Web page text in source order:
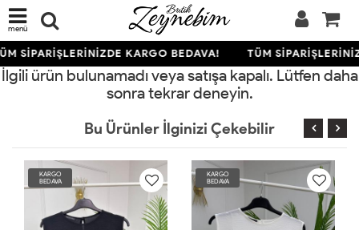
menü
SİPARİŞLERİNİZDE KARGO BEDAVA! TÜM
İlgili ürün bulunamadı veya satışa kapalı. Lütfen daha
sonra tekrar deneyin.
Bu Ürünler İlginizi Çekebilir
KARGO